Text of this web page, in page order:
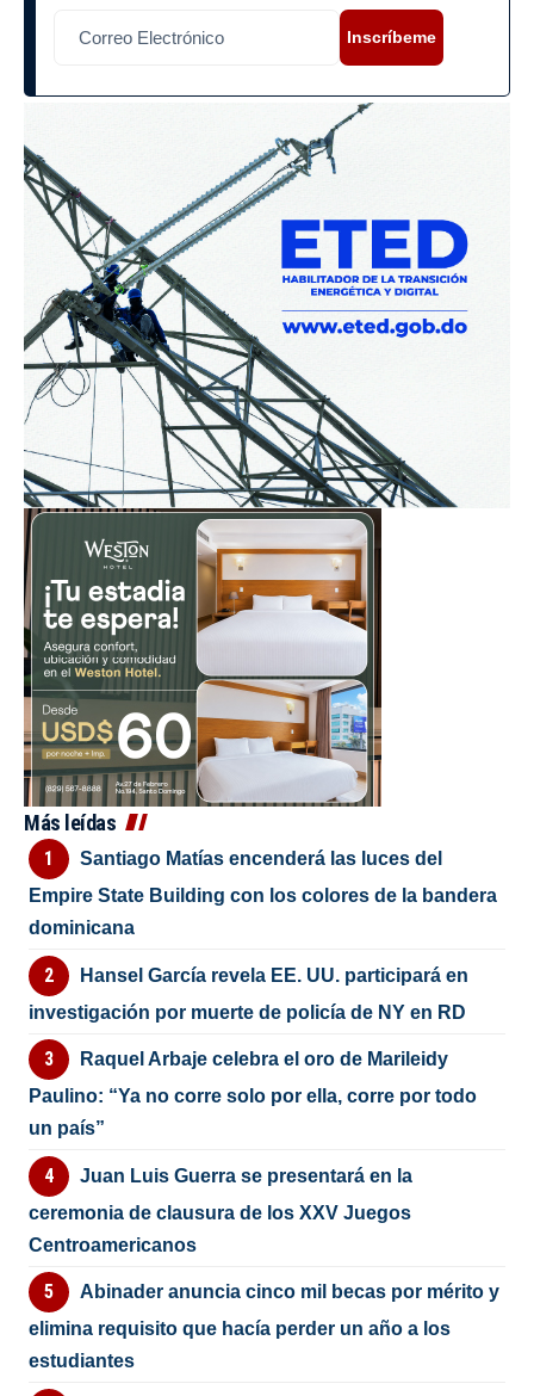
Inscríbeme
Más leídas
Santiago Matías encenderá las luces del
Empire State Building con los colores de la bandera
dominicana
Hansel García revela EE. UU. participará en
investigación por muerte de policía de NY en RD
Raquel Arbaje celebra el oro de Marileidy
Paulino: “Ya no corre solo por ella, corre por todo
un país”
Juan Luis Guerra se presentará en la
ceremonia de clausura de los XXV Juegos
Centroamericanos
Abinader anuncia cinco mil becas por mérito y
elimina requisito que hacía perder un año a los
estudiantes